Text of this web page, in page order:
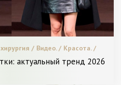
/ Видео. / Красота. /
/ Мода. / Я Женщина -
актуальный тренд 2026